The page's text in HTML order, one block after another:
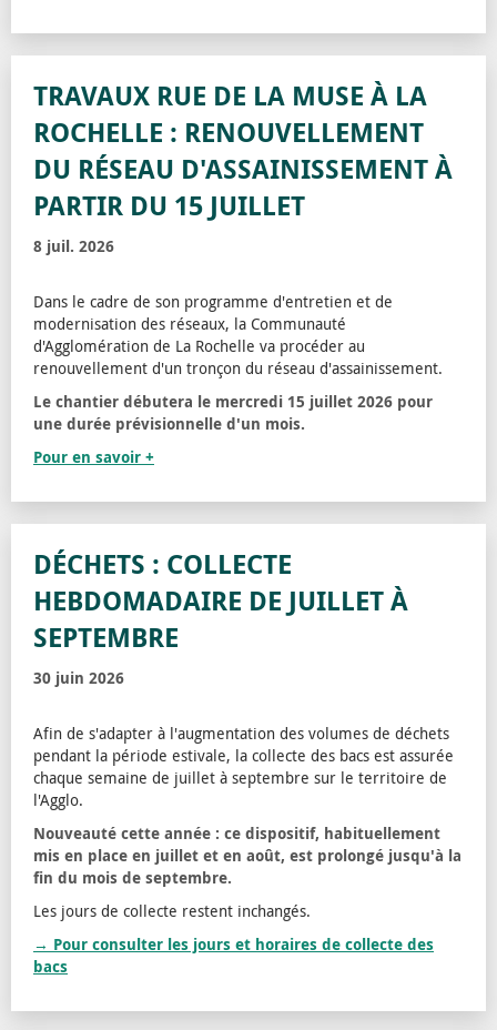
TRAVAUX RUE DE LA MUSE À LA
ROCHELLE : RENOUVELLEMENT
DU RÉSEAU D'ASSAINISSEMENT À
PARTIR DU 15 JUILLET
8 juil. 2026
Dans le cadre de son programme d'entretien et de
modernisation des réseaux, la Communauté
d'Agglomération de La Rochelle va procéder au
renouvellement d'un tronçon du réseau d'assainissement.
Le chantier débutera le mercredi 15 juillet 2026 pour
une durée prévisionnelle d'un mois.
Pour en savoir +
DÉCHETS : COLLECTE
HEBDOMADAIRE DE JUILLET À
SEPTEMBRE
30 juin 2026
Afin de s'adapter à l'augmentation des volumes de déchets
pendant la période estivale, la collecte des bacs est assurée
chaque semaine de juillet à septembre sur le territoire de
l'Agglo.
Nouveauté cette année : ce dispositif, habituellement
mis en place en juillet et en août, est prolongé jusqu'à la
fin du mois de septembre.
Les jours de collecte restent inchangés.
→ Pour consulter les jours et horaires de collecte des
bacs